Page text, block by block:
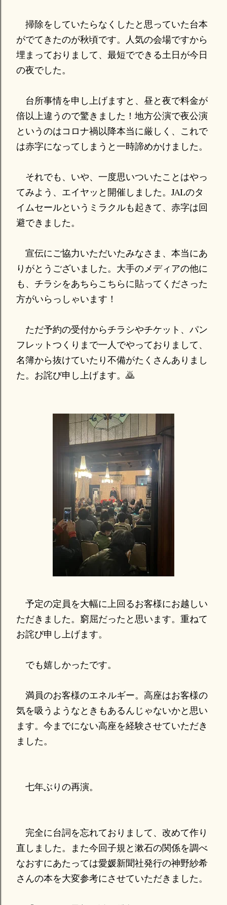
掃除をしていたらなくしたと思っていた台本
がでてきたのが秋頃です。人気の会場ですから
埋まっておりまして、最短でできる土日が今日
の夜でした。
台所事情を申し上げますと、昼と夜で料金が
倍以上違うので驚きました！地方公演で夜公演
というのはコロナ禍以降本当に厳しく、これで
は赤字になってしまうと一時諦めかけました。
それでも、いや、一度思いついたことはやっ
てみよう、エイヤッと開催しました。JALのタ
イムセールというミラクルも起きて、赤字は回
避できました。
宣伝にご協力いただいたみなさま、本当にあ
りがとうございました。大手のメディアの他に
も、チラシをあちらこちらに貼ってくださった
方がいらっしゃいます！
ただ予約の受付からチラシやチケット、パン
フレットつくりまで一人でやっておりまして、
名簿から抜けていたり不備がたくさんありまし
た。お詫び申し上げます。🙇
予定の定員を大幅に上回るお客様にお越しい
ただきました。窮屈だったと思います。重ねて
お詫び申し上げます。
でも嬉しかったです。
満員のお客様のエネルギー。高座はお客様の
気を吸うようなときもあるんじゃないかと思い
ます。今までにない高座を経験させていただき
ました。
七年ぶりの再演。
完全に台詞を忘れておりまして、改めて作り
直しました。また今回子規と漱石の関係を調べ
なおすにあたっては愛媛新聞社発行の神野紗希
さんの本を大変参考にさせていただきました。